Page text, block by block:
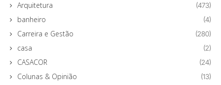
Arquitetura (473)
banheiro (4)
Carreira e Gestão (280)
casa (2)
CASACOR (24)
Colunas & Opinião (13)